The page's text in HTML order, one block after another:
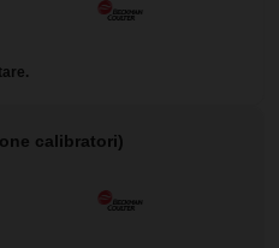
calibratori)